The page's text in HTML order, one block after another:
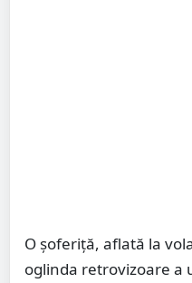
O șoferiță, aflată la
oglinda retrovizoare a